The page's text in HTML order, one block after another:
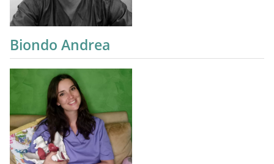
Biondo Andrea